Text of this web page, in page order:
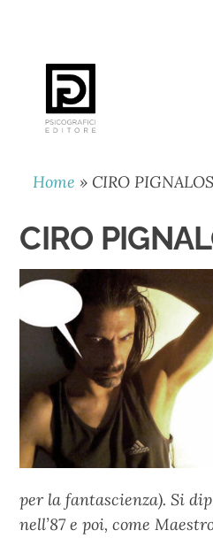
PSICOGRAFICI
EDITORE
Home » CIRO
CIRO
per la fantascienza). Si
nell’87 e poi, come